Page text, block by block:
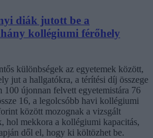
diák jutott be a
kollégiumi férőhely
különbségek az egyetemek között,
jut a hallgatókra, a térítési díj összege
100 újonnan felvett egyetemistára 76
16, a legolcsóbb havi kollégiumi
között mozognak a vizsgált
hol mekkora a kollégiumi kapacitás,
dől el, hogy ki költözhet be.